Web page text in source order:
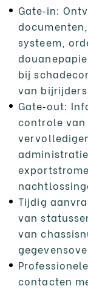
Gate‑in:
systeem,
bij
van bijrijders
Gate‑out:
controle van
Tijdig
van
van
contacten